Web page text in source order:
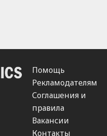
Помощь
Рекламодателям
Соглашения и
правила
Вакансии
Контакты